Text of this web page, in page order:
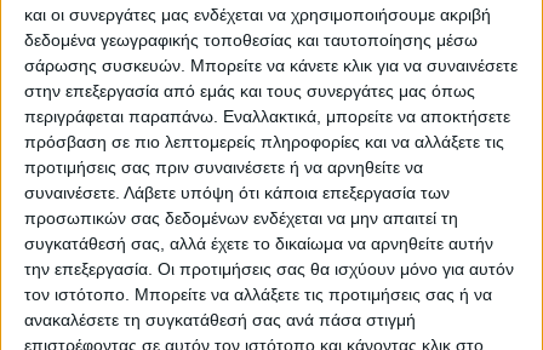
και οι συνεργάτες μας ενδέχεται να χρησιμοποιήσουμε ακριβή
δεδομένα γεωγραφικής τοποθεσίας και ταυτοποίησης μέσω
σάρωσης συσκευών. Μπορείτε να κάνετε κλικ για να συναινέσετε
στην επεξεργασία από εμάς και τους συνεργάτες μας όπως
περιγράφεται παραπάνω. Εναλλακτικά, μπορείτε να αποκτήσετε
πρόσβαση σε πιο λεπτομερείς πληροφορίες και να αλλάξετε τις
προτιμήσεις σας πριν συναινέσετε ή να αρνηθείτε να
συναινέσετε. Λάβετε υπόψη ότι κάποια επεξεργασία των
προσωπικών σας δεδομένων ενδέχεται να μην απαιτεί τη
συγκατάθεσή σας, αλλά έχετε το δικαίωμα να αρνηθείτε αυτήν
την επεξεργασία. Οι προτιμήσεις σας θα ισχύουν μόνο για αυτόν
τον ιστότοπο. Μπορείτε να αλλάξετε τις προτιμήσεις σας ή να
ανακαλέσετε τη συγκατάθεσή σας ανά πάσα στιγμή
επιστρέφοντας σε αυτόν τον ιστότοπο και κάνοντας κλικ στο
ΑΓΩΝ στο Google News!
Όλες οι εξελίξεις στην περιοχή της
Καρδίτσας και ευρύτερα της Θεσσαλίας
ΠΡΟΗΓΟΥΜΕΝΟ ΑΡΘΡΟ
Παναγιώτης Νάνος:
«Κοιτάζουμε πάντα μπροστά
και επιλέγουμε να
δημιουργούμε ευκαιρίες»
ΕΠΟΜΕΝΟ ΑΡΘΡΟ
«Έργο πολλαπλού σκοπού
που πρέπει να υλοποιηθεί το
Φράγμα του Μουζακίου»